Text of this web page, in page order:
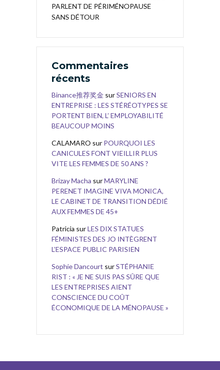
PARLENT DE PÉRIMÉNOPAUSE
SANS DÉTOUR
Commentaires
récents
Binance推荐奖金 surSENIORS EN
ENTREPRISE : LES STÉRÉOTYPES SE
PORTENT BIEN, L’ EMPLOYABILITÉ
BEAUCOUP MOINS
CALAMARO sur POURQUOI LES
CANICULES FONT VIEILLIR PLUS
VITE LES FEMMES DE 50 ANS ?
Brizay Macha surMARYLINE
PERENET IMAGINE VIVA MONICA,
LE CABINET DE TRANSITION DÉDIÉ
AUX FEMMES DE 45+
Patricia surLES DIX STATUES
FÉMINISTES DES JO INTÈGRENT
L’ESPACE PUBLIC PARISIEN
Sophie Dancourt surSTÉPHANIE
RIST : « JE NE SUIS PAS SÛRE QUE
LES ENTREPRISES AIENT
CONSCIENCE DU COÛT
ÉCONOMIQUE DE LA MÉNOPAUSE »